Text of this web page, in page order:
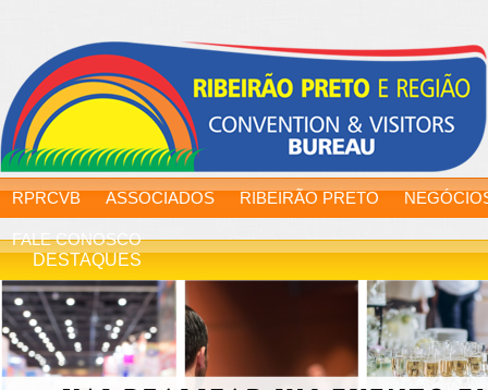
RPRCVB ASSOCIADOS RIBEIRÃO PRETO
FALE CONOSCO
DESTAQUES